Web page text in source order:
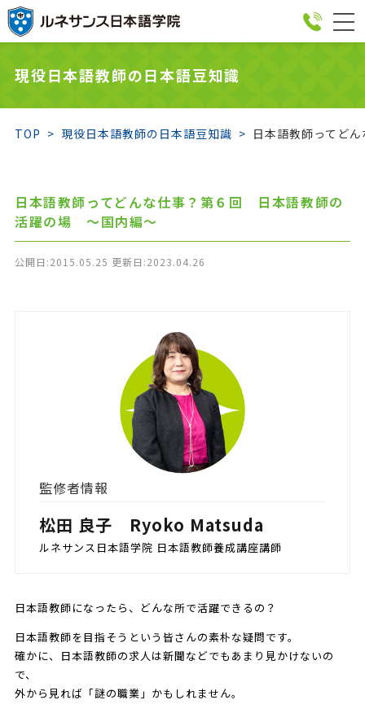
現役日本語教師の日本語豆知識
TOP 現役日本語教師の日本語豆知識 日本語教師ってど
日本語教師ってどんな仕事？第６回 日本語教師の
活躍の場 ～国内編～
公開日:2015.05.25 更新日:2023.04.26
監修者情報
松田 良子 Ryoko Matsuda
ルネサンス日本語学院 日本語教師養成講座講師
日本語教師になったら、どんな所で活躍できるの？
日本語教師を目指そうという皆さんの素朴な疑問です。
確かに、日本語教師の求人は新聞などでもあまり見かけないの
で、
外から見れば「謎の職業」かもしれません。